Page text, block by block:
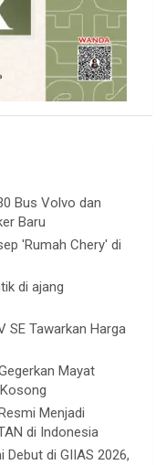
Bus Volvo dan
Baru
'Rumah Chery' di
di ajang
SE Tawarkan Harga
Mayat
Menjadi
di Indonesia
Debut di GIIAS 2026,